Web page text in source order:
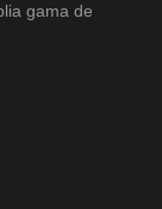
gama de